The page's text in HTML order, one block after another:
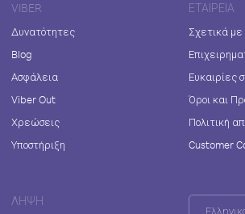
VIBER
Δυνατότητες
Blog
Ασφάλεια
Viber Out
Χρεώσεις
Υποστήριξη
ΕΤΑΙΡΕΊΑ
Σχετικά
Ευκαιρίες
Όροι και
Πολιτική
Customer
ΛΉΨΗ